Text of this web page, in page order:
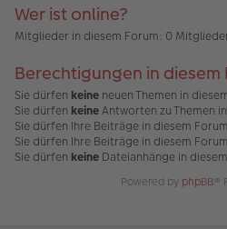
ei
tr
Wer ist online?
Mitglieder in diesem Forum: 0
Berechtigungen in diesem
Sie dürfen keine neuen Themen in
Sie dürfen keineAntworten zu Themen
Sie dürfen Ihre Beiträge in diesem Forum
Sie dürfen Ihre Beiträge in diesem Forum
Sie dürfen keine Dateianhänge in
Powered by phpBB®